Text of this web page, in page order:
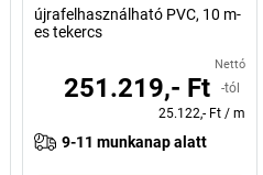
újrafelhasználható PVC, 10 m-
es tekercs
Nettó
251.219,- Ft
-tól
25.122,- Ft / m
9-11 munkanap alatt